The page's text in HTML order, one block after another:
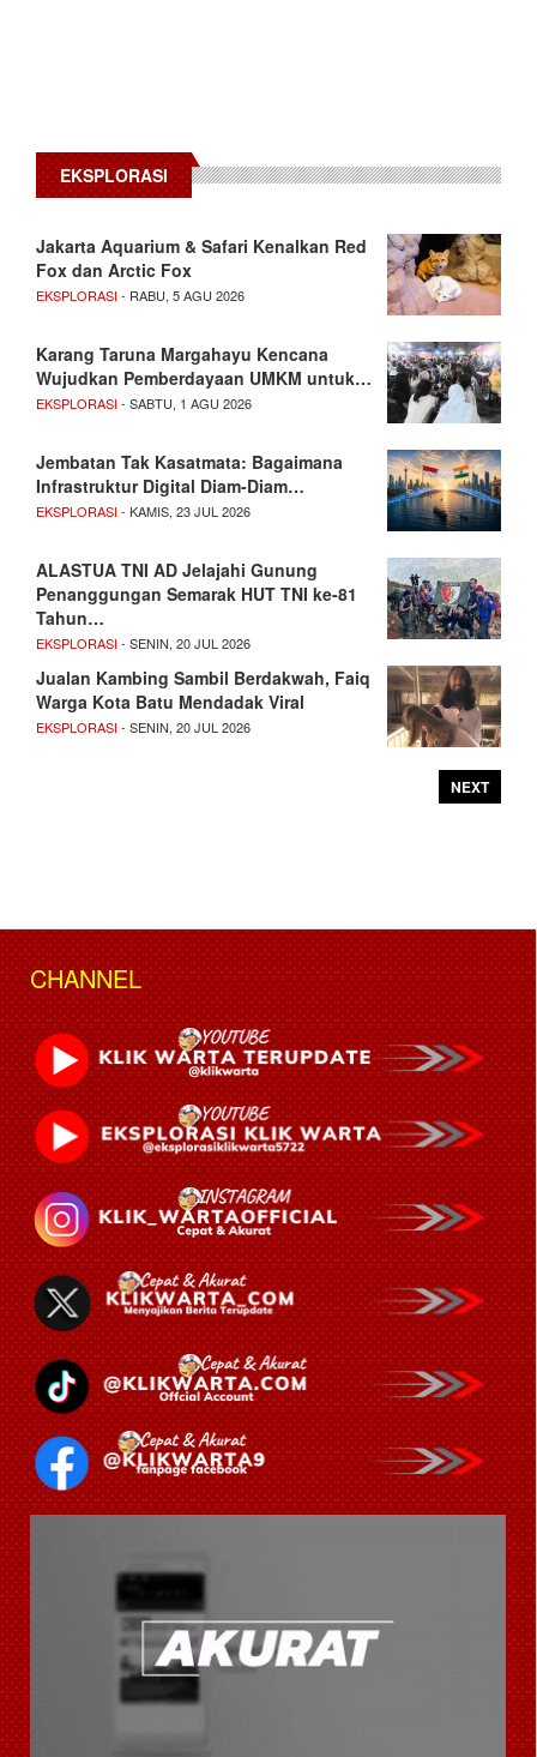
EKSPLORASI
Jakarta Aquarium & Safari Kenalkan Red
Fox dan Arctic Fox
EKSPLORASI- RABU, 5 AGU 2026
Karang Taruna Margahayu Kencana
Wujudkan Pemberdayaan UMKM untuk…
EKSPLORASI- SABTU, 1 AGU 2026
Jembatan Tak Kasatmata: Bagaimana
Infrastruktur Digital Diam-Diam…
EKSPLORASI- KAMIS, 23 JUL 2026
ALASTUA TNI AD Jelajahi Gunung
Penanggungan Semarak HUT TNI ke-81
Tahun…
EKSPLORASI- SENIN, 20 JUL 2026
Jualan Kambing Sambil Berdakwah, Faiq
Warga Kota Batu Mendadak Viral
EKSPLORASI- SENIN, 20 JUL 2026
NEXT
CHANNEL